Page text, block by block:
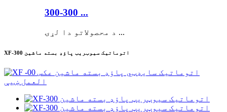
300-300 ...
د محصولاتو دا لړۍ ...
XF-300 اتوماتیک سیوټریټ پاؤډ بسته ماشین